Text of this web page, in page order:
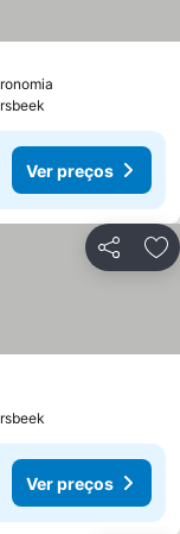
Ver preços
Partilhar
Ver preços